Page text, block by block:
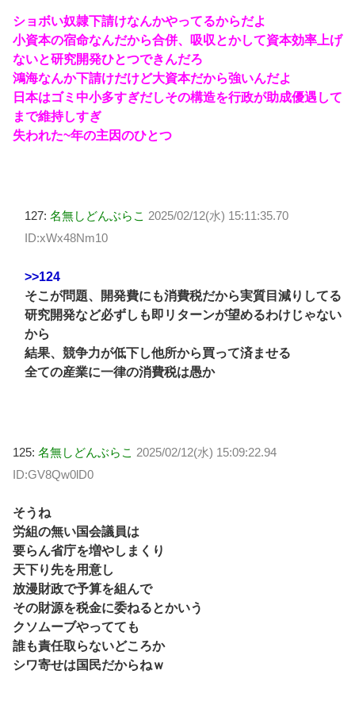
ショボい奴隷下請けなんかやってるからだよ
小資本の宿命なんだから合併、吸収とかして資本効率上げ
ないと研究開発ひとつできんだろ
鴻海なんか下請けだけど大資本だから強いんだよ
日本はゴミ中小多すぎだしその構造を行政が助成優遇して
まで維持しすぎ
失われた~年の主因のひとつ
127: 名無しどんぶらこ 2025/02/12(水) 15:11:35.70
ID:xWx48Nm10
>>124
そこが問題、開発費にも消費税だから実質目減りしてる
研究開発など必ずしも即リターンが望めるわけじゃない
から
結果、競争力が低下し他所から買って済ませる
全ての産業に一律の消費税は愚か
125: 名無しどんぶらこ 2025/02/12(水) 15:09:22.94
ID:GV8Qw0lD0
そうね
労組の無い国会議員は
要らん省庁を増やしまくり
天下り先を用意し
放漫財政で予算を組んで
その財源を税金に委ねるとかいう
クソムーブやってても
誰も責任取らないどころか
シワ寄せは国民だからねｗ